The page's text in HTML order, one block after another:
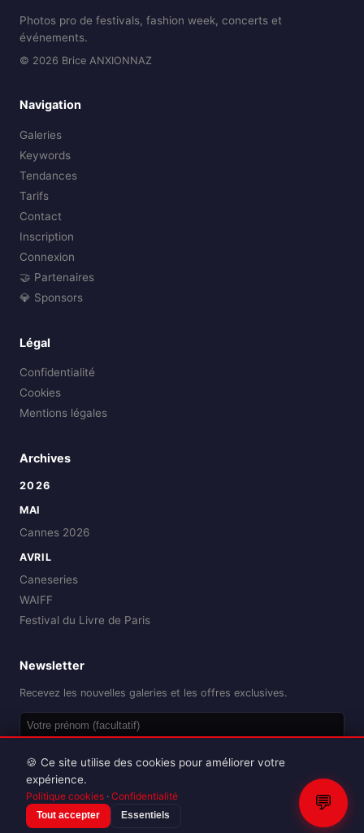
Photos pro de festivals, fashion week, concerts et
événements.
© 2026 Brice ANXIONNAZ
Navigation
Galeries
Keywords
Tendances
Tarifs
Contact
Inscription
Connexion
🤝 Partenaires
💎 Sponsors
Légal
Confidentialité
Cookies
Mentions légales
Archives
2026
MAI
Cannes 2026
AVRIL
Caneseries
WAIFF
Festival du Livre de Paris
Newsletter
Recevez les nouvelles galeries et les offres exclusives.
Reproduction interdite sans autorisation.
💬
🍪 Ce site utilise des cookies pour améliorer votre
expérience.
Politique cookies · Confidentialité
Tout accepter Essentiels